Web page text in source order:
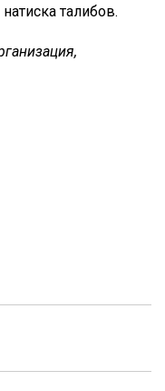
талибов.